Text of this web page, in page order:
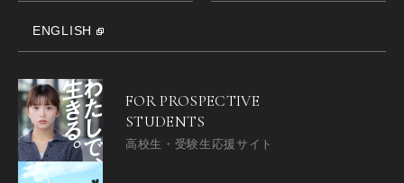
ENGLISH
FOR PROSPECTIVE
STUDENTS
高校生・受験生応援サイト